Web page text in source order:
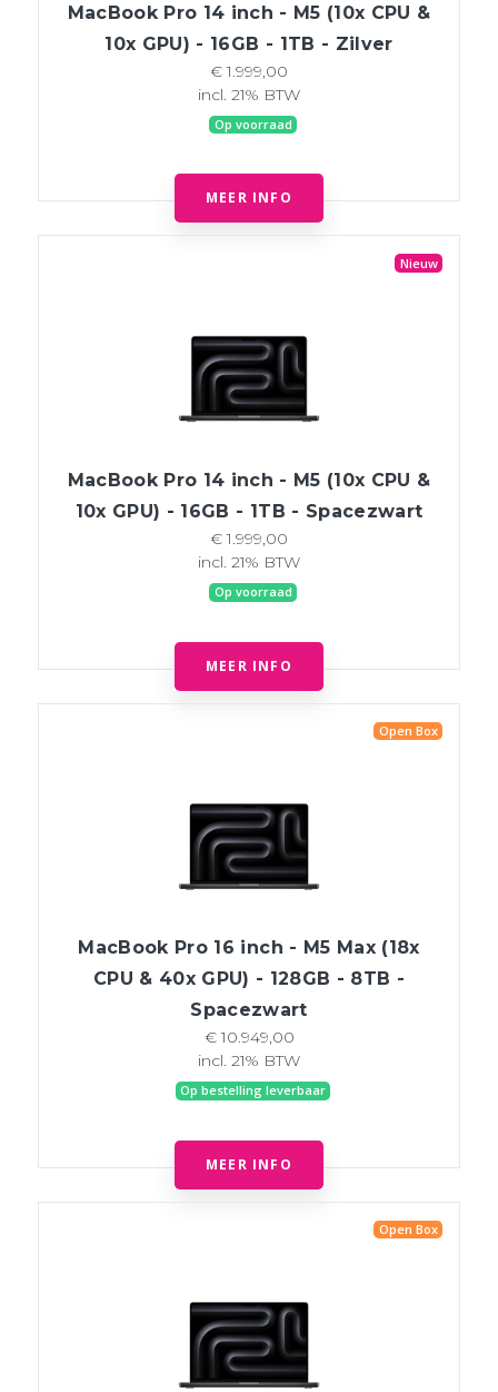
MacBook Pro 14 inch - M5 (10x CPU &
10x GPU) - 16GB - 1TB - Zilver
€ 1.999,00
incl. 21% BTW
Op voorraad
MEER INFO
Nieuw
MacBook Pro 14 inch - M5 (10x CPU &
10x GPU) - 16GB - 1TB - Spacezwart
€ 1.999,00
incl. 21% BTW
Op voorraad
MEER INFO
Open Box
MacBook Pro 16 inch - M5 Max (18x
CPU & 40x GPU) - 128GB - 8TB -
Spacezwart
€ 10.949,00
incl. 21% BTW
Op bestelling leverbaar
MEER INFO
Open Box